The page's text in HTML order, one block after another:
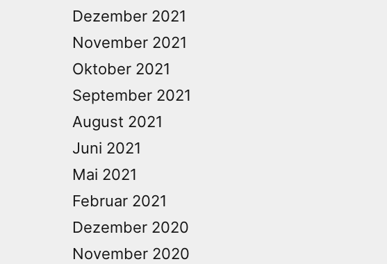
Dezember 2021
November 2021
Oktober 2021
September 2021
August 2021
Juni 2021
Mai 2021
Februar 2021
Dezember 2020
November 2020